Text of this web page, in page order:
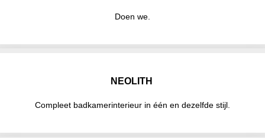
Doen we.
NEOLITH
Compleet badkamerinterieur in één en dezelfde stijl.